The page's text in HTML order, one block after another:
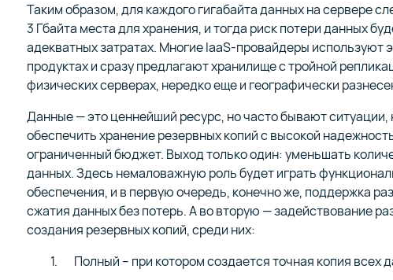
Таким образом, для каждого гигабайта данных на сервере
3 Гбайта места для хранения, и тогда риск потери данных
адекватных затратах. Многие IaaS-провайдеры используют
продуктах и сразу предлагают хранилище с тройной
физических серверах, нередко еще и географически
Данные — это ценнейший ресурс, но часто бывают ситуации,
обеспечить хранение резервных копий с высокой
ограниченный бюджет. Выход только один: уменьшать
данных. Здесь немаловажную роль будет играть
обеспечения, и в первую очередь, конечно же, поддержка
сжатия данных без потерь. А во вторую — задействование
создания резервных копий, среди них:
Полный – при котором создается точная копия всех